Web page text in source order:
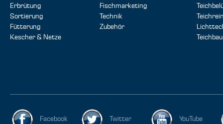
Erbrütung
Sortierung
Fütterung
Kescher & Netze
Fischmarketing
Technik
Zubehör
Teichbau
Facebook Twitter YouTube